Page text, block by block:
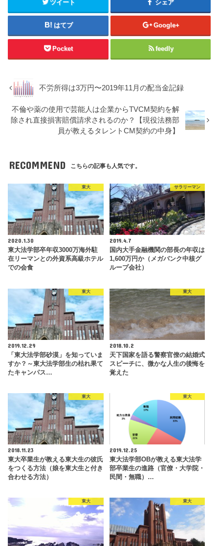
ツイート シェア
はてブ Google+
Pocket feedly
不労所得は3万円〜2019年11月の配当金記録
不倫や薬の使用で芸能人は企業からTVCM契約を解
除され直接損害賠償請求されるのか？【現役法務部
員が教えるタレントCM契約の中身】
RECOMMEND こちらの記事も人気です。
東大
2020.1.30
東大法学部卒年収3000万海外駐
在リーマンとの外資系高級ホテル
での会食
サラリーマン
2019.4.7
国内大手金融機関の部長の年収は
1,600万円か（メガバンク中核グ
ループ会社）
東大
2019.12.29
「東大法学部砂漠」を知っていま
すか？～東大法学部生の枯れ果て
たキャンパス…
東大
2018.10.2
天下国家を語る警察官僚の結婚式
スピーチに、微かな人生の後悔を
覚えた
東大
2018.11.23
東大卒業生が教える東大生の彼氏
をつくる方法（娘を東大生と付き
合わせる方法）
東大
2019.12.25
東大法学部OBが教える東大法学
部卒業生の進路（官僚・大学院・
民間・無職）…
東大 東大